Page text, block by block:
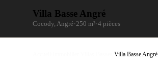
Villa Basse Angré
Cocody, Angré•250 m²•4 pièces
Villa Basse Angré